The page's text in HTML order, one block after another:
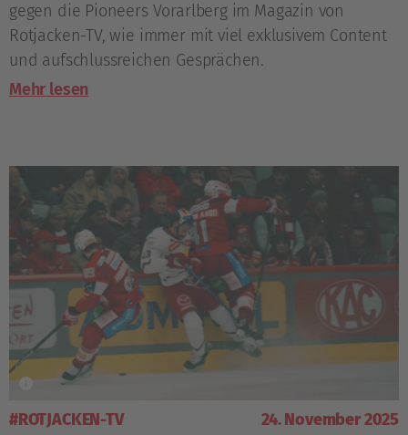
gegen die Pioneers Vorarlberg im Magazin von
Rotjacken-TV, wie immer mit viel exklusivem Content
und aufschlussreichen Gesprächen.
Mehr lesen
#ROTJACKEN-TV 24. November 2025